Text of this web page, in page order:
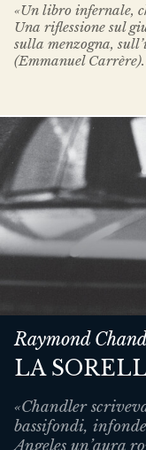
«Un libro infernale,
Una riflessione sul
sulla menzogna,
(Emmanuel Carrère).
Raymond
LA
«Chandler
bassifondi,
Angeles un’aura